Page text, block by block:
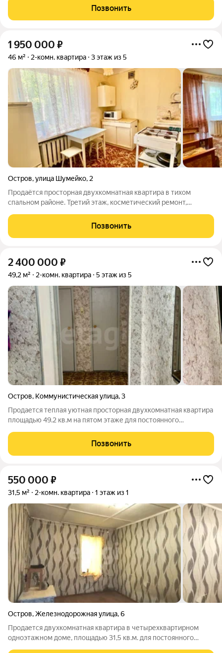
Чистый подъезд, тихие и внимательные соседи. Есть балкон.
Позвонить
1 950 000 ₽
46 м² 2-комн. квартира 3 этаж из 5
Остров,улица Шумейко, 2
Продаётся просторная двухкомнатная квартира в тихом
спальном районе. Третий этаж, косметический ремонт,
остаются, можно заезжать хоть завтра.
Позвонить
2 400 000 ₽
49,2 м² 2-комн. квартира 5 этаж из 5
Остров, Коммунистическая улица,3
Продается теплая уютная просторная двухкомнатная квартира
площадью 49.2 кв.м на пятом этаже для постоянного
комнаты площадью 17 и 12 кв.м и кухню-гостиную 8 кв.м, что
обеспечивает приватность и
Позвонить
550 000 ₽
31,5 м² 2-комн. квартира 1 этаж из 1
Остров,Железнодорожная улица,6
Продается двухкомнатная квартира в четырехквартирном
одноэтажном доме, площадью 31,5 кв.м. для постоянного